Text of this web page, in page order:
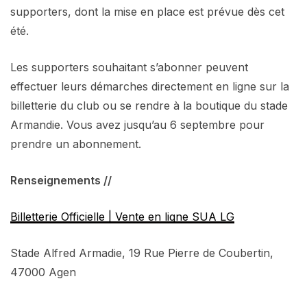
supporters, dont la mise en place est prévue dès cet
été.
Les supporters souhaitant s’abonner peuvent
effectuer leurs démarches directement en ligne sur la
billetterie du club ou se rendre à la boutique du stade
Armandie. Vous avez jusqu’au 6 septembre pour
prendre un abonnement.
Renseignements //
Billetterie Officielle | Vente en ligne SUA LG
Stade Alfred Armadie, 19 Rue Pierre de Coubertin,
47000 Agen